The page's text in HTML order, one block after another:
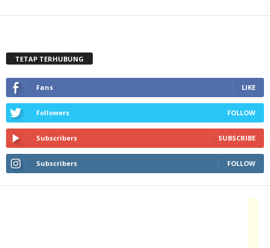
TETAP TERHUBUNG
Fans LIKE
Followers FOLLOW
Subscribers SUBSCRIBE
Subscribers FOLLOW